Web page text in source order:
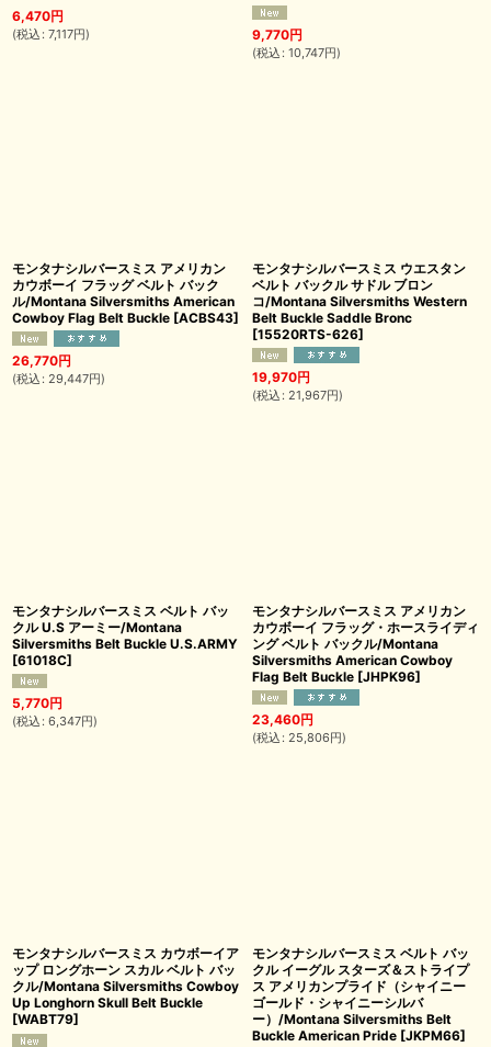
6,470円
(税込 : 7,117円) 9,770円
(税込 : 10,747円)
モンタナシルバースミス アメリカン
カウボーイ フラッグ ベルト バック
ル/Montana Silversmiths American
Cowboy Flag Belt Buckle [ACBS43]
26,770円
(税込 : 29,447円)
モンタナシルバースミス ウエスタン
ベルト バックル サドル ブロン
コ/Montana Silversmiths Western
Belt Buckle Saddle Bronc
[15520RTS-626]
19,970円
(税込 : 21,967円)
モンタナシルバースミス ベルト バッ
クル U.S アーミー/Montana
Silversmiths Belt Buckle U.S.ARMY
[61018C]
5,770円
(税込 : 6,347円)
モンタナシルバースミス アメリカン
カウボーイ フラッグ・ホースライディ
ング ベルト バックル/Montana
Silversmiths American Cowboy
Flag Belt Buckle [JHPK96]
23,460円
(税込 : 25,806円)
モンタナシルバースミス カウボーイア
ップ ロングホーン スカル ベルト バッ
クル/Montana Silversmiths Cowboy
Up Longhorn Skull Belt Buckle
[WABT79]
モンタナシルバースミス ベルト バッ
クル イーグル スターズ＆ストライプ
ス アメリカンプライド（シャイニー
ゴールド・シャイニーシルバ
ー）/Montana Silversmiths Belt
Buckle American Pride [JKPM66]